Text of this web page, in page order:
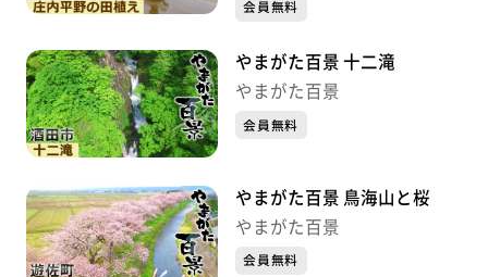
会員無料
やまがた百景 十二滝
やまがた百景
会員無料
やまがた百景 鳥海山と桜
やまがた百景
会員無料